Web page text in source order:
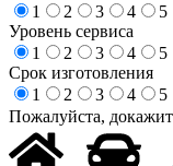
1
2 3 4
5
Уровень сервиса
1
2 3 4
5
Срок изготовления
1
2 3 4
5
Пожалуйста,